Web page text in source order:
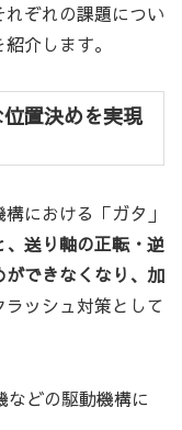
れぞれの課題につい
介します。
置決めを実現
における「ガタ」
送り軸の正転・逆
できなくなり、加
ラッシュ対策として
などの駆動機構に